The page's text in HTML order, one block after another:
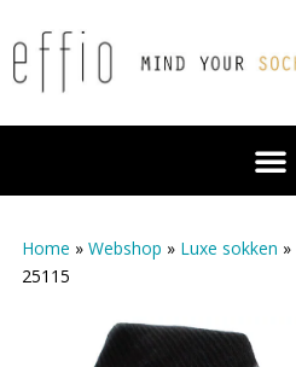
Home » Webshop » Luxe sokken »
25115